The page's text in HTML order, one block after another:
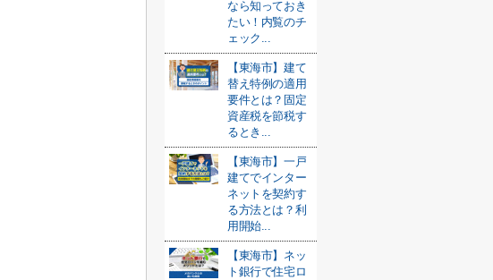
なら知っておき
たい！内覧のチ
ェック...
【東海市】建て
替え特例の適用
要件とは？固定
資産税を節税す
るとき...
【東海市】一戸
建てでインター
ネットを契約す
る方法とは？利
用開始...
【東海市】ネッ
ト銀行で住宅ロ